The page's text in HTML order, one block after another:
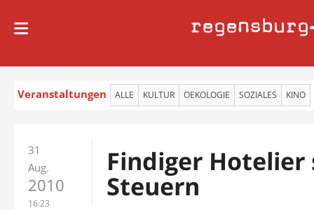
regensburg
Veranstaltungen ALLE KULTUR OEKOLOGIE SOZIALES KINO
31
Aug.
2010
16:23
Findiger
Steuern